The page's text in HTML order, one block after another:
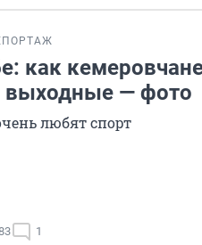
как
выходные — фото
любят спорт
1